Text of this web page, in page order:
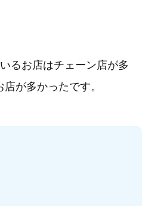
るお店はチェーン店が多
が多かったです。